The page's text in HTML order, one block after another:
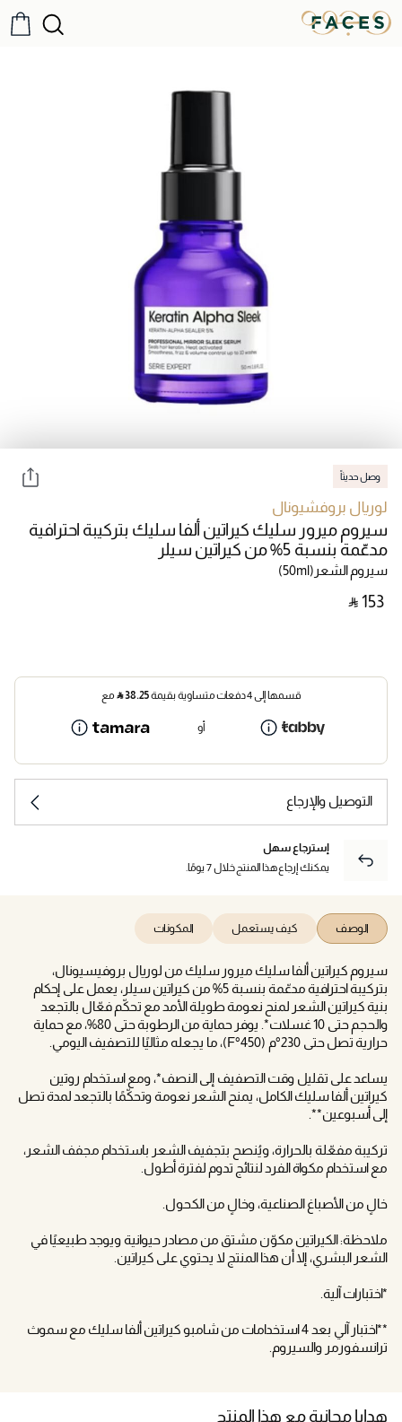
وصل حديثاً
لوريال بروفشيونال
سيروم ميرور سليك كيراتين ألفا سليك بتركيبة احترافية
مدعّمة بنسبة 5% من كيراتين سيلر
سيروم الشعر (50ml)
‎ ⃁ ⁦153⁩ ‎
قسمها إلى 4 دفعات متساوية بقيمة 38.25
⃁ مع
أو
التوصيل والإرجاع
إسترجاع سهل
يمكنك إرجاع هذا المنتج خلال 7 يومًا.
الوصف كيف يستعمل المكونات
سيروم كيراتين ألفا سليك ميرور سليك من لوريال بروفيسيونال،
بتركيبة احترافية مدعّمة بنسبة 5% من كيراتين سيلر، يعمل على إحكام
بنية كيراتين الشعر لمنح نعومة طويلة الأمد مع تحكّم فعّال بالتجعد
والحجم حتى 10 غسلات*. يوفر حماية من الرطوبة حتى 80%، مع حماية
حرارية تصل حتى 230°م (450°F)، ما يجعله مثاليًا للتصفيف اليومي.
يساعد على تقليل وقت التصفيف إلى النصف*، ومع استخدام روتين
كيراتين ألفا سليك الكامل، يمنح الشعر نعومة وتحكّمًا بالتجعد لمدة تصل
إلى أسبوعين**.
تركيبة مفعّلة بالحرارة، ويُنصح بتجفيف الشعر باستخدام مجفف الشعر،
مع استخدام مكواة الفرد لنتائج تدوم لفترة أطول.
خالٍ من الأصباغ الصناعية، وخالٍ من الكحول.
ملاحظة: الكيراتين مكوّن مشتق من مصادر حيوانية ويوجد طبيعيًا في
الشعر البشري، إلا أن هذا المنتج لا يحتوي على كيراتين.
*اختبارات آلية.
**اختبار آلي بعد 4 استخدامات من شامبو كيراتين ألفا سليك مع سموث
ترانسفورمر والسيروم.
هدايا مجانية مع هذا المنتج